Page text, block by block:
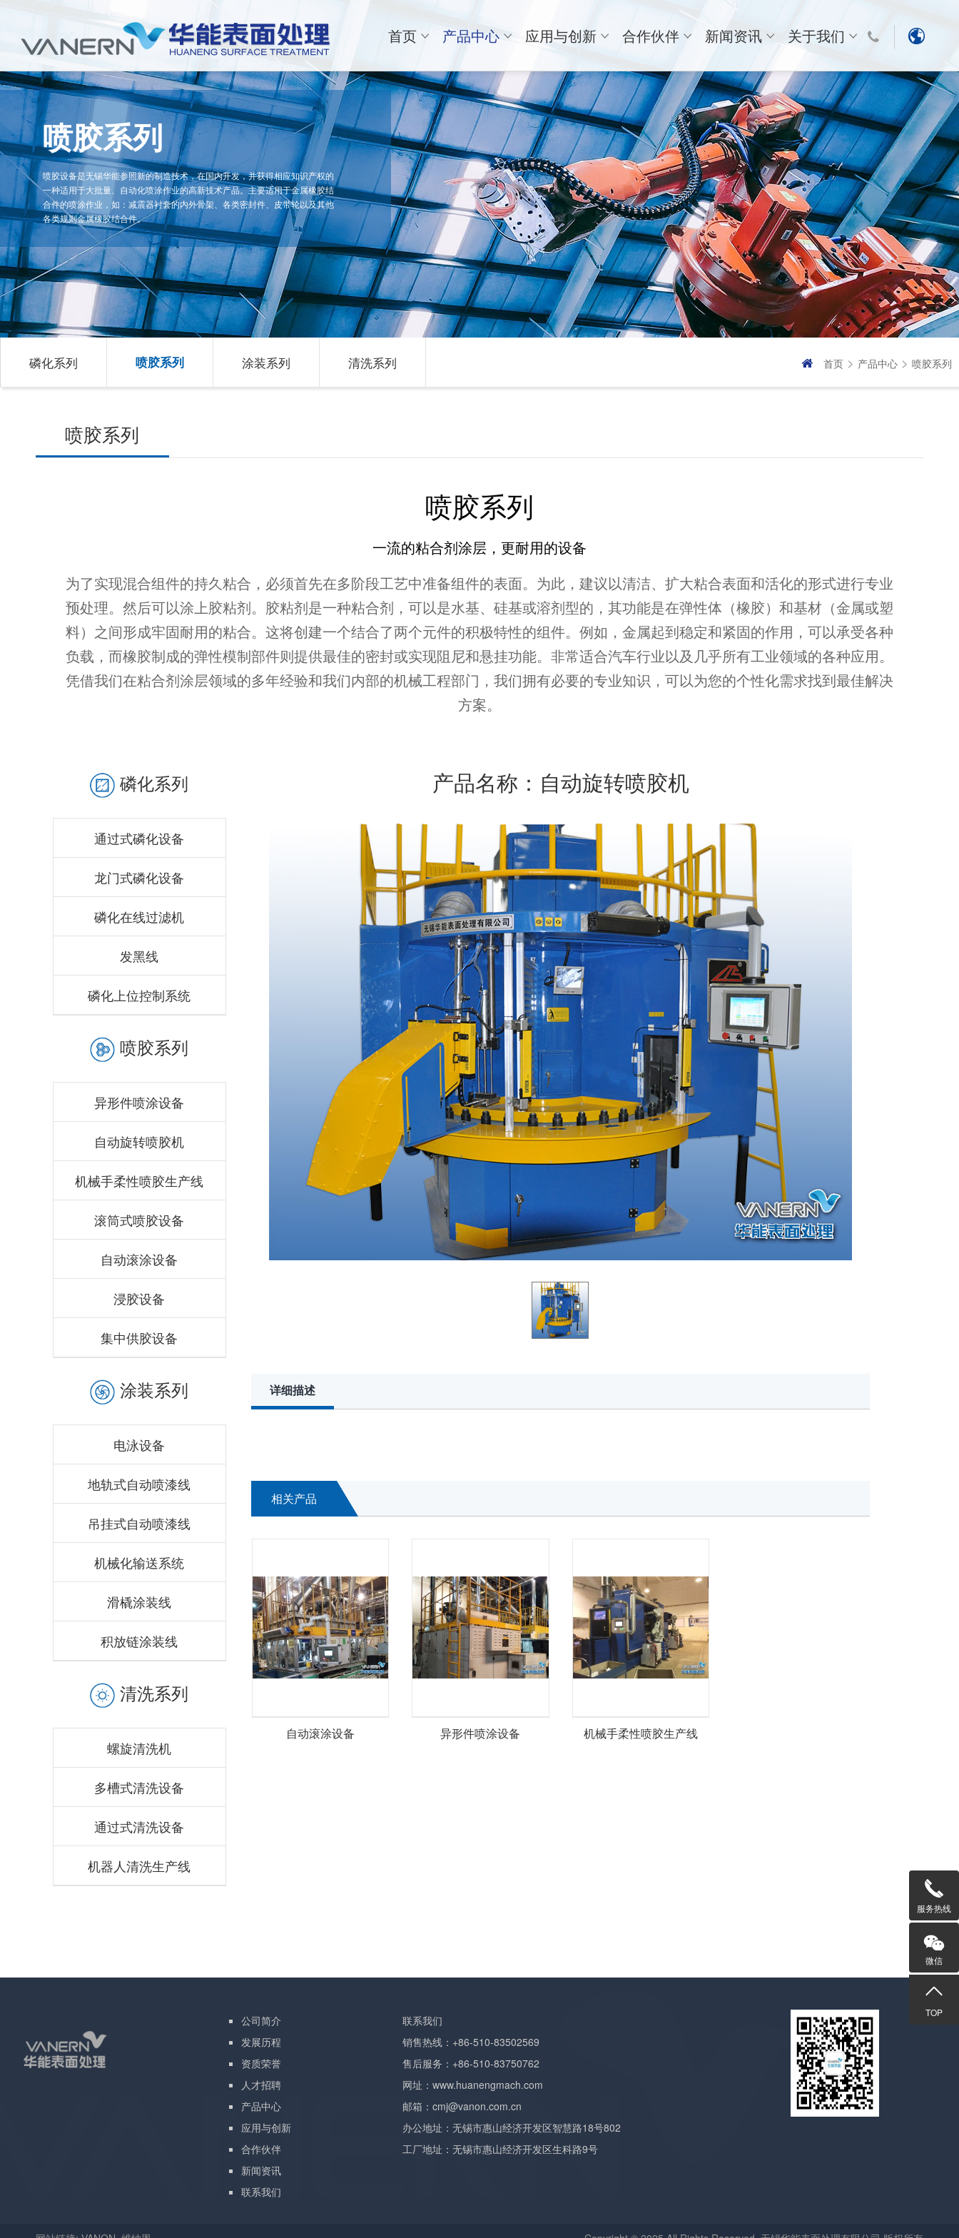
关于我们
新闻资讯
合作伙伴
应用与创新
产品中心
首页
喷胶系列
喷胶设备是无锡华能参照新的制造技术，在国内开发，并获得相应知识产权的
一种适用于大批量、自动化喷涂作业的高新技术产品。主要适用于金属橡胶结
合件的喷涂作业，如：减震器衬套的内外骨架、各类密封件、皮带轮以及其他
各类规则金属橡胶结合件。
磷化系列 喷胶系列 涂装系列 清洗系列 首页 > 产品中心 > 喷胶系列
喷胶系列
喷胶系列
一流的粘合剂涂层，更耐用的设备
为了实现混合组件的持久粘合，必须首先在多阶段工艺中准备组件的表面。为此，建议以清洁、扩大粘合表面和活化的形式进行专业
预处理。然后可以涂上胶粘剂。胶粘剂是一种粘合剂，可以是水基、硅基或溶剂型的，其功能是在弹性体（橡胶）和基材（金属或塑
料）之间形成牢固耐用的粘合。这将创建一个结合了两个元件的积极特性的组件。例如，金属起到稳定和紧固的作用，可以承受各种
负载，而橡胶制成的弹性模制部件则提供最佳的密封或实现阻尼和悬挂功能。非常适合汽车行业以及几乎所有工业领域的各种应用。
凭借我们在粘合剂涂层领域的多年经验和我们内部的机械工程部门，我们拥有必要的专业知识，可以为您的个性化需求找到最佳解决
方案。
磷化系列
通过式磷化设备
龙门式磷化设备
磷化在线过滤机
发黑线
磷化上位控制系统
喷胶系列
异形件喷涂设备
自动旋转喷胶机
机械手柔性喷胶生产线
滚筒式喷胶设备
自动滚涂设备
浸胶设备
集中供胶设备
涂装系列
电泳设备
地轨式自动喷漆线
吊挂式自动喷漆线
机械化输送系统
滑橇涂装线
积放链涂装线
清洗系列
螺旋清洗机
多槽式清洗设备
通过式清洗设备
机器人清洗生产线
产品名称：自动旋转喷胶机
详细描述
相关产品
自动滚涂设备 异形件喷涂设备 机械手柔性喷胶生产线
公司简介
发展历程
资质荣誉
人才招聘
产品中心
应用与创新
合作伙伴
新闻资讯
联系我们
联系我们
销售热线：+86-510-83502569
售后服务：+86-510-83750762
网址：www.huanengmach.com
邮箱：cmj@vanon.com.cn
办公地址：无锡市惠山经济开发区智慧路18号802
工厂地址：无锡市惠山经济开发区生科路9号
服务热线
微信
TOP